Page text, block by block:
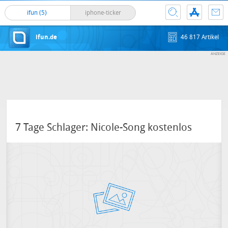
ifun (5) iphone-ticker
ifun.de 46 817 Artikel
7 Tage Schlager: Nicole-Song kostenlos